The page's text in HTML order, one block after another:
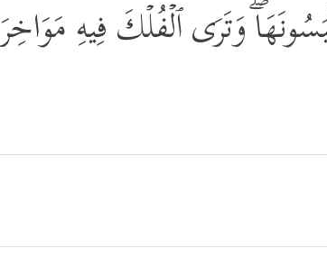
وَتَرَى ٱلۡفُلۡكَ فِیهِ